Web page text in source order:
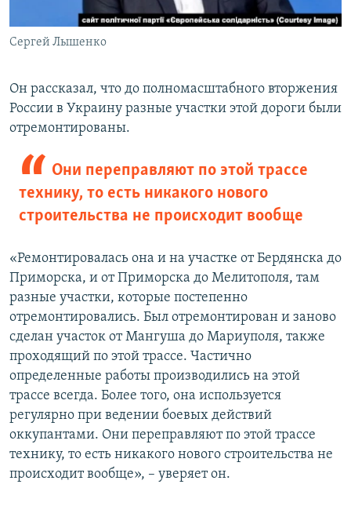
Сергей Лышенко
Он рассказал, что до полномасштабного вторжения
России в Украину разные участки этой дороги были
отремонтированы.
Они переправляют по этой трассе
технику, то есть никакого нового
строительства не происходит вообще
«Ремонтировалась она и на участке от Бердянска до
Приморска, и от Приморска до Мелитополя, там
разные участки, которые постепенно
отремонтировались. Был отремонтирован и заново
сделан участок от Мангуша до Мариуполя, также
проходящий по этой трассе. Частично
определенные работы производились на этой
трассе всегда. Более того, она используется
регулярно при ведении боевых действий
оккупантами. Они переправляют по этой трассе
технику, то есть никакого нового строительства не
происходит вообще», – уверяет он.